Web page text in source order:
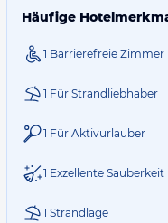
Häufige
1 Barrierefreie Zimmer
1 Für Strandliebhaber
1 Für Aktivurlauber
1 Exzellente Sauberkeit
1 Strandlage